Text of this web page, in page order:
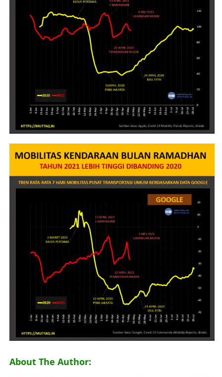
About The Author: